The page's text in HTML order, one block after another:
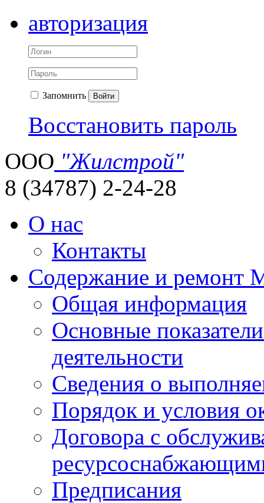
авторизация
Запомнить Войти
Восстановить пароль
ООО "Жилстрой"
8 (34787) 2-24-28
О нас
Контакты
Содержание и ремонт
Общая информация
Основные
деятельности
Сведения о
Порядок и условия
Договора с
Предписания